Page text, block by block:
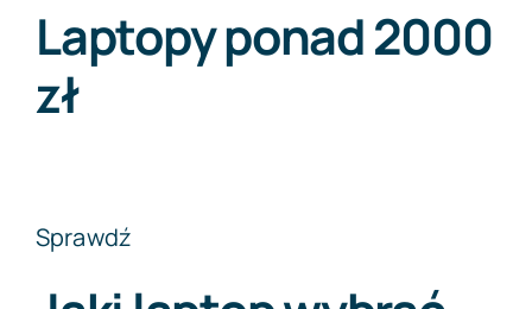
Laptopy ponad 2000
zł
Sprawdź